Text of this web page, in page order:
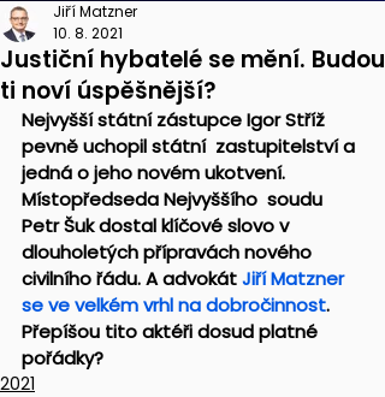
Justiční hybatelé se mění. Budou
ti noví úspěšnější?
Jiří Matzner
10. 8. 2021
Nejvyšší státní zástupce Igor Stříž
pevně uchopil státní  zastupitelství a
jedná o jeho novém ukotvení.
Místopředseda Nejvyššího  soudu
Petr Šuk dostal klíčové slovo v
dlouholetých přípravách nového
civilního řádu. A advokát Jiří Matzner
se ve velkém vrhl na dobročinnost.
Přepíšou tito aktéři dosud platné
pořádky?
2021